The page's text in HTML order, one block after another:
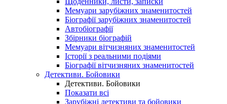
Мемуари зарубіжних знаменитостей
Біографії зарубіжних знаменитостей
Автобіографії
Збірники біографій
Мемуари вітчизняних знаменитостей
Історії з реальними подіями
Біографії вітчизняних знаменитостей
Детективи. Бойовики
Детективи. Бойовики
Показати всі
Зарубіжні детективи та бойовики